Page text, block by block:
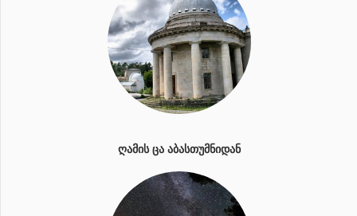
ᲦᲐᲛᲘᲡ ᲪᲐ ᲐᲑᲐᲡᲗᲣᲛᲜᲘᲓᲐᲜ